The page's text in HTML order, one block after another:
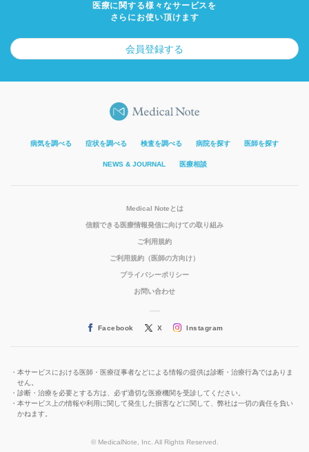
医療に関する様々なサービスを
さらにお使い頂けます
会員登録する
病気を調べる 症状を調べる 検査を調べる 病院を探す 医師を探す
NEWS & JOURNAL 医療相談
Medical Noteとは
信頼できる医療情報発信に向けての取り組み
ご利用規約
ご利用規約（医師の方向け）
プライバシーポリシー
お問い合わせ
Facebook X Instagram
本サービスにおける医師・医療従事者などによる情報の提供は診断・治療行為ではありま
せん。
診断・治療を必要とする方は、必ず適切な医療機関を受診してください。
本サービス上の情報や利用に関して発生した損害などに関して、弊社は一切の責任を負い
かねます。
© MedicalNote, Inc. All Rights Reserved.